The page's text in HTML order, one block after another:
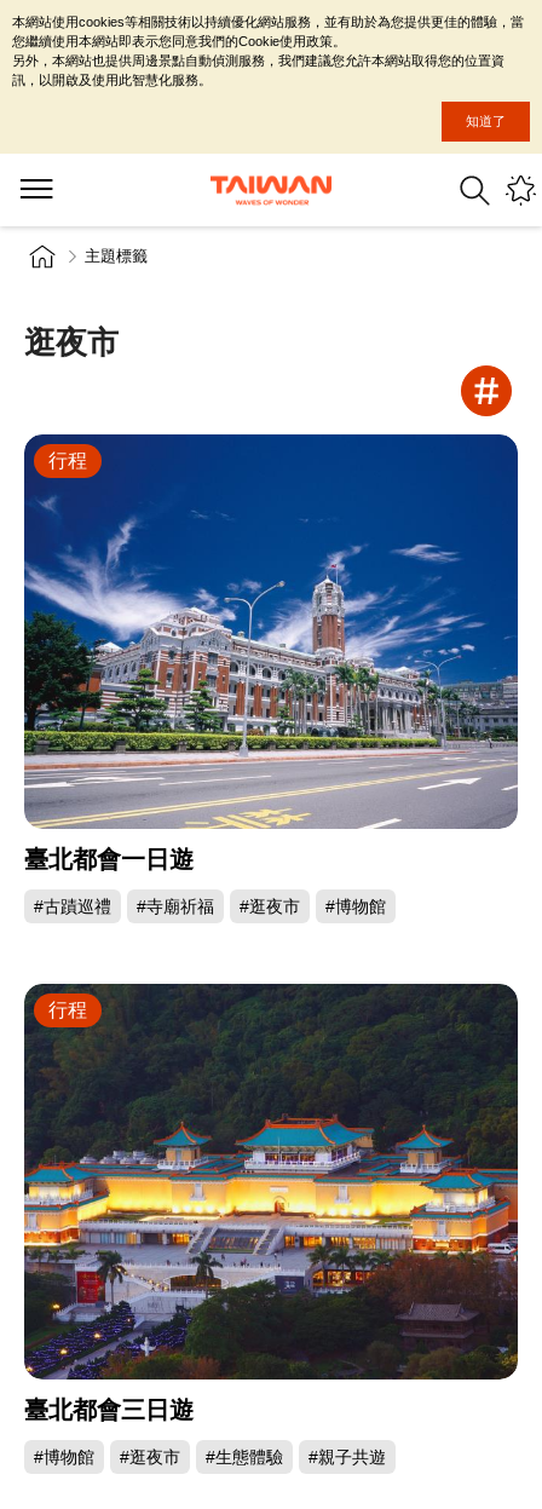
主題標籤
逛夜市
臺北都會一日遊
#古蹟巡禮 #寺廟祈福 #逛夜市 #博物館
行程
臺北都會三日遊
#博物館 #逛夜市 #生態體驗 #親子共遊
行程
本網站使用cookies等相關技術以持續優化網站服務，並有助於為您提供更佳的體驗，當
您繼續使用本網站即表示您同意我們的Cookie使用政策。
另外，本網站也提供周邊景點自動偵測服務，我們建議您允許本網站取得您的位置資
訊，以開啟及使用此智慧化服務。
知道了